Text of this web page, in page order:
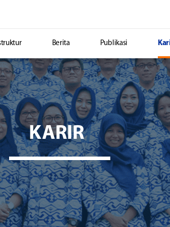
Berita Publikasi
KARIR